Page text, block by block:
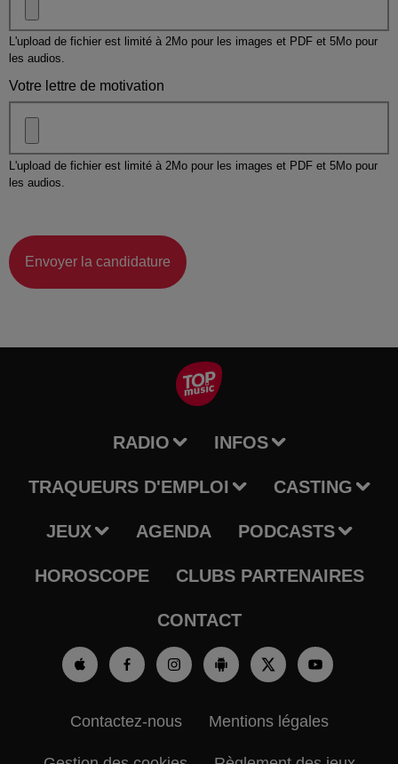
L'upload de fichier est limité à 2Mo pour les images et PDF et 5Mo pour
les audios.
Votre lettre de motivation
L'upload de fichier est limité à 2Mo pour les images et PDF et 5Mo pour
les audios.
Envoyer la candidature
RADIO INFOS
TRAQUEURS D'EMPLOI CASTING
JEUX AGENDA PODCASTS
HOROSCOPE CLUBS PARTENAIRES
CONTACT
Contactez-nous Mentions légales